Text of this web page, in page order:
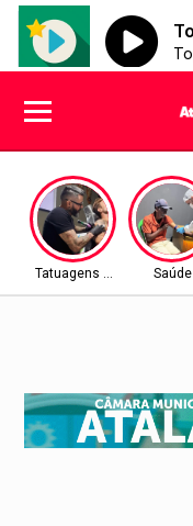
Tatuagens PremiadasSaúde